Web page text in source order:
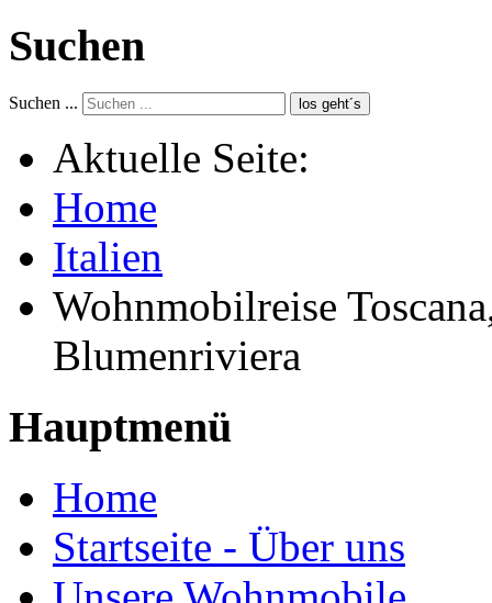
Suchen
Suchen ... los geht´s
Aktuelle Seite:
Home
Italien
Wohnmobilreise
Blumenriviera
Hauptmenü
Home
Startseite - Über uns